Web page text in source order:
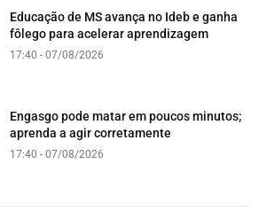
Educação de MS avança no Ideb e ganha
fôlego para acelerar aprendizagem
17:40 - 07/08/2026
Engasgo pode matar em poucos minutos;
aprenda a agir corretamente
17:40 - 07/08/2026